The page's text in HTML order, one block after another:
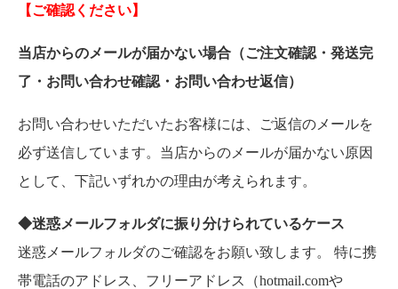
【ご確認ください】
当店からのメールが届かない場合（ご注文確認・発送完
了・お問い合わせ確認・お問い合わせ返信）
お問い合わせいただいたお客様には、ご返信のメールを
必ず送信しています。当店からのメールが届かない原因
として、下記いずれかの理由が考えられます。
◆迷惑メールフォルダに振り分けられているケース
迷惑メールフォルダのご確認をお願い致します。 特に携
帯電話のアドレス、フリーアドレス（hotmail.comや